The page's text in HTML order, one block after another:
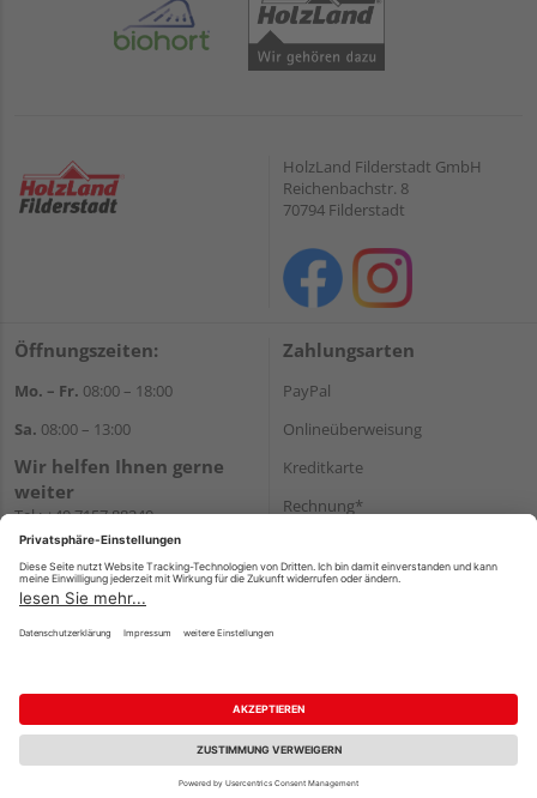
HolzLand Filderstadt GmbH
Reichenbachstr. 8
70794 Filderstadt
Öffnungszeiten:
Mo. – Fr. 08:00 – 18:00
Sa. 08:00 – 13:00
Wir helfen Ihnen gerne
weiter
Tel.:+49 7157 88240
E-Mail:shop@holzland-
filderstadt.de
Zahlungsarten
PayPal
Onlineüberweisung
Kreditkarte
Rechnung*
Versand
Impressum AGB Widerruf
Datenschutz
Reservierungsbedingungen
Vertrag widerrufen